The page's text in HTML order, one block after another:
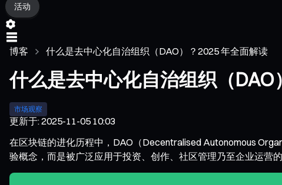
活动
博客 什么是去中心化自治组织（DAO）？2025 年全面解读
什么是去中心化自治组织（
市场观察
更新于:2025-11-05 10:03
在区块链的进化历程中，DAO（Decentralised Autonomous
验概念，而是被广泛应用于投资、创作、社区管理乃至企业运营